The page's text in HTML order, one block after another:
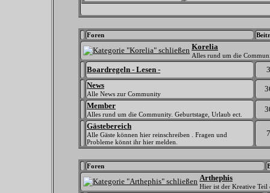
Foren
Korelia
Alles rund um die
Boardregeln - Lesen -
3
News
Alle News zur Community
Member
Alles rund um die Community. Geburtstage, Urlaub ect.
Gästebereich
Alle Gäste können hier reinschreiben . Fragen und
Probleme könnt ihr hier melden.
7
Foren
Arthephis
Hier ist der Kreative Teil